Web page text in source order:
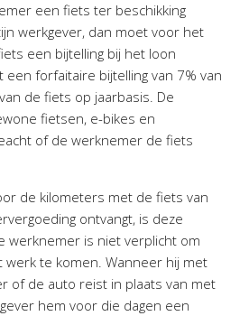
een fiets ter beschikking
werkgever, dan moet voor het
een bijtelling bij het loon
een forfaitaire bijtelling van 7% van
de fiets op jaarbasis. De
fietsen, e-bikes en
of de werknemer de fiets
de kilometers met de fiets van
ontvangt, is deze
werknemer is niet verplicht om
te komen. Wanneer hij met
of de auto reist in plaats van met
hem voor die dagen een